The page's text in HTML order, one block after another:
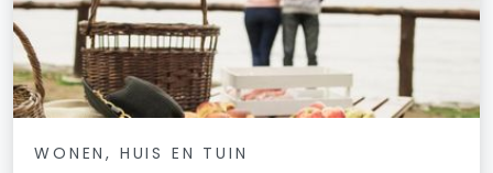
WONEN, HUIS EN TUIN